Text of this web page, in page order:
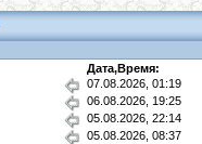
Дата,Время:
07.08.2026, 01:19
06.08.2026, 19:25
05.08.2026, 22:14
05.08.2026, 08:37